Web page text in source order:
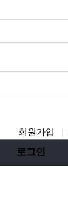
회원가입
로그인